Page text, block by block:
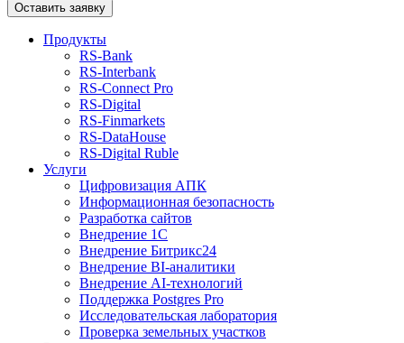
Оставить заявку
Продукты
RS‑Bank
RS‑Interbank
RS‑Connect Pro
RS‑Digital
RS‑Finmarkets
RS‑DataHouse
RS‑Digital Ruble
Услуги
Цифровизация АПК
Информационная безопасность
Разработка сайтов
Внедрение 1С
Внедрение Битрикс24
Внедрение BI‑аналитики
Внедрение AI‑технологий
Поддержка Postgres Pro
Исследовательская лаборатория
Проверка земельных участков